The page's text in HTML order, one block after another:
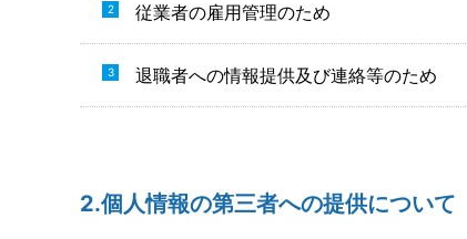
従業者の雇用管理のため
退職者への情報提供及び連絡等のため
2.個人情報の第三者への提供について